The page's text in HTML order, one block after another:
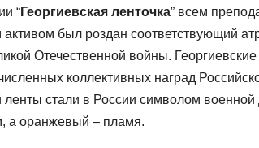
“Георгиевская ленточка” всем
активом был роздан соответствующий
Отечественной войны.
коллективных наград
ленты стали в России символом
а оранжевый – пламя.